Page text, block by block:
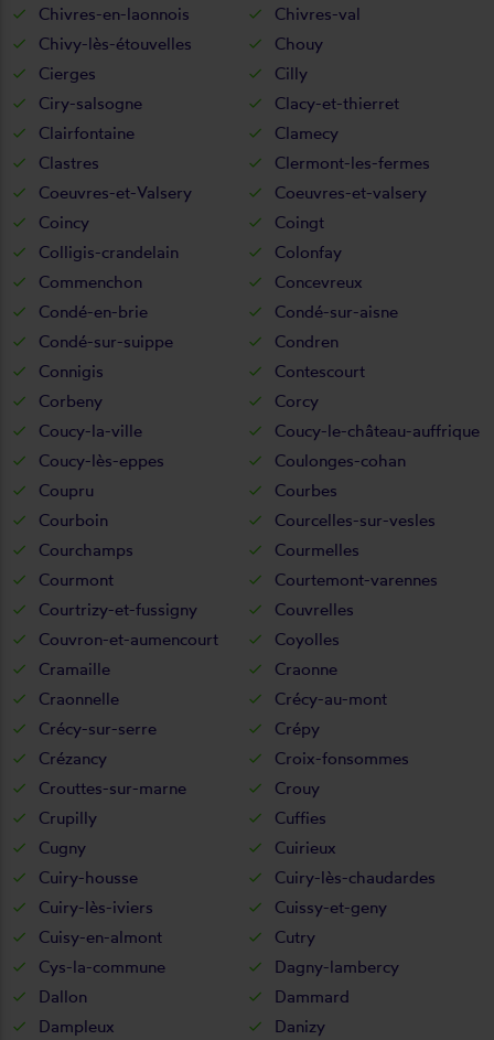
Chivres-en-laonnois
Chivres-val
Chivy-lès-étouvelles
Chouy
Cierges
Cilly
Ciry-salsogne
Clacy-et-thierret
Clairfontaine
Clamecy
Clastres
Clermont-les-fermes
Coeuvres-et-Valsery
Coeuvres-et-valsery
Coincy
Coingt
Colligis-crandelain
Colonfay
Commenchon
Concevreux
Condé-en-brie
Condé-sur-aisne
Condé-sur-suippe
Condren
Connigis
Contescourt
Corbeny
Corcy
Coucy-la-ville
Coucy-le-château-auffrique
Coucy-lès-eppes
Coulonges-cohan
Coupru
Courbes
Courboin
Courcelles-sur-vesles
Courchamps
Courmelles
Courmont
Courtemont-varennes
Courtrizy-et-fussigny
Couvrelles
Couvron-et-aumencourt
Coyolles
Cramaille
Craonne
Craonnelle
Crécy-au-mont
Crécy-sur-serre
Crépy
Crézancy
Croix-fonsommes
Crouttes-sur-marne
Crouy
Crupilly
Cuffies
Cugny
Cuirieux
Cuiry-housse
Cuiry-lès-chaudardes
Cuiry-lès-iviers
Cuissy-et-geny
Cuisy-en-almont
Cutry
Cys-la-commune
Dagny-lambercy
Dallon
Dammard
Dampleux
Danizy